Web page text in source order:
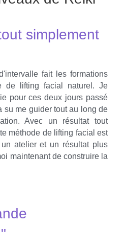
simplement
fait les formations
de lifting facial naturel. Je
pour ces deux jours passé
su me guider tout au long de
Avec un résultat tout
méthode de lifting facial est
atelier et un résultat plus
maintenant de construire la